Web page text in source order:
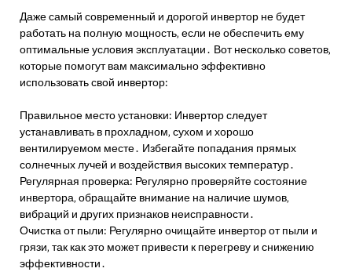
Даже самый современный и дорогой инвертор не будет
работать на полную мощность‚ если не обеспечить ему
оптимальные условия эксплуатации․ Вот несколько советов‚
которые помогут вам максимально эффективно
использовать свой инвертор:
Правильное место установки: Инвертор следует
устанавливать в прохладном‚ сухом и хорошо
вентилируемом месте․ Избегайте попадания прямых
солнечных лучей и воздействия высоких температур․
Регулярная проверка: Регулярно проверяйте состояние
инвертора‚ обращайте внимание на наличие шумов‚
вибраций и других признаков неисправности․
Очистка от пыли: Регулярно очищайте инвертор от пыли и
грязи‚ так как это может привести к перегреву и снижению
эффективности․